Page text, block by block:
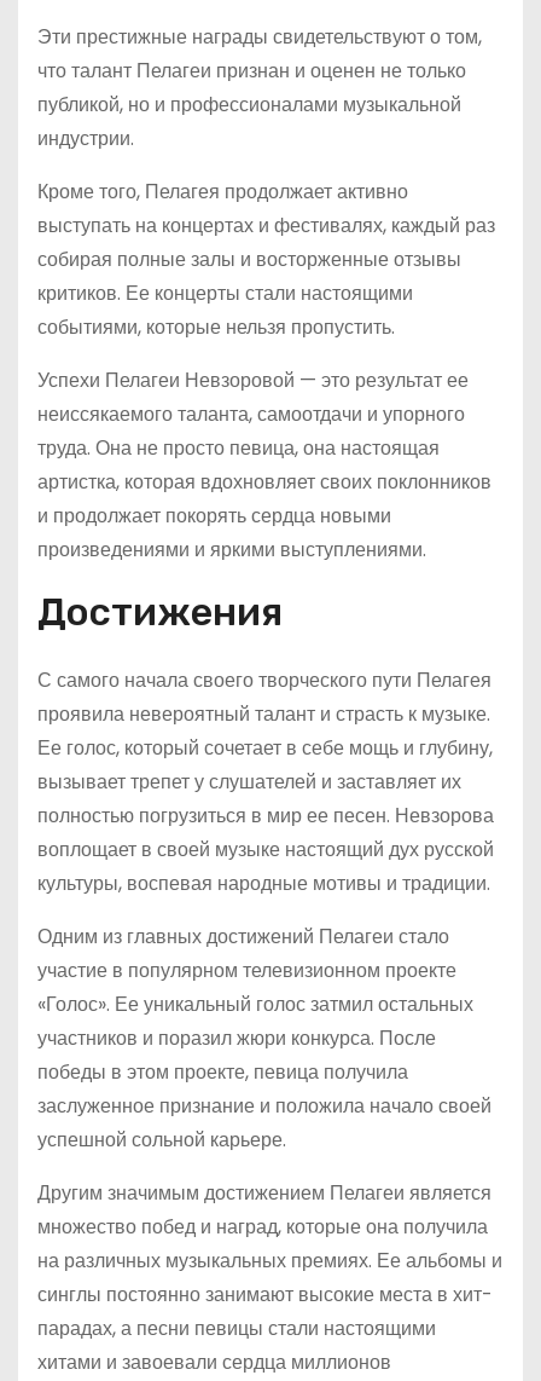
Эти престижные награды свидетельствуют о том,
что талант Пелагеи признан и оценен не только
публикой, но и профессионалами музыкальной
индустрии.
Кроме того, Пелагея продолжает активно
выступать на концертах и фестивалях, каждый раз
собирая полные залы и восторженные отзывы
критиков. Ее концерты стали настоящими
событиями, которые нельзя пропустить.
Успехи Пелагеи Невзоровой — это результат ее
неиссякаемого таланта, самоотдачи и упорного
труда. Она не просто певица, она настоящая
артистка, которая вдохновляет своих поклонников
и продолжает покорять сердца новыми
произведениями и яркими выступлениями.
Достижения
С самого начала своего творческого пути Пелагея
проявила невероятный талант и страсть к музыке.
Ее голос, который сочетает в себе мощь и глубину,
вызывает трепет у слушателей и заставляет их
полностью погрузиться в мир ее песен. Невзорова
воплощает в своей музыке настоящий дух русской
культуры, воспевая народные мотивы и традиции.
Одним из главных достижений Пелагеи стало
участие в популярном телевизионном проекте
«Голос». Ее уникальный голос затмил остальных
участников и поразил жюри конкурса. После
победы в этом проекте, певица получила
заслуженное признание и положила начало своей
успешной сольной карьере.
Другим значимым достижением Пелагеи является
множество побед и наград, которые она получила
на различных музыкальных премиях. Ее альбомы и
синглы постоянно занимают высокие места в хит-
парадах, а песни певицы стали настоящими
хитами и завоевали сердца миллионов